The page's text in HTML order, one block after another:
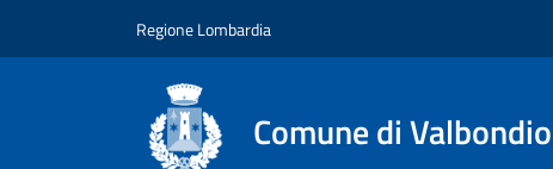
Regione Lombardia
Comune di